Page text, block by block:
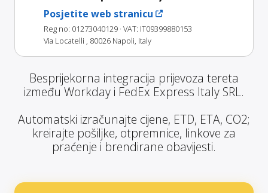
Posjetite web stranicu
Reg no: 01273040129 · VAT: IT09399880153
Via Locatelli , 80026 Napoli, Italy
Besprijekorna integracija prijevoza tereta
između Workday i FedEx Express Italy SRL.
Automatski izračunajte cijene, ETD, ETA, CO2;
kreirajte pošiljke, otpremnice, linkove za
praćenje i brendirane obavijesti.